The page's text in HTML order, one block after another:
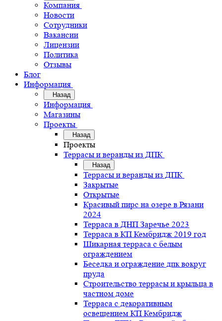
Компания
Новости
Сотрудники
Вакансии
Лицензии
Политика
Отзывы
Блог
Информация
Назад
Информация
Магазины
Проекты
Назад
Проекты
Террасы и веранды из ДПК
Назад
Террасы и веранды из ДПК
Закрытые
Открытые
Красивый пирс на озере в Рязани
2024
Терраса в ДНП Заречье 2023
Терраса в КП Кембридж 2019 год
Шикарная терраса с белым
ограждением
Беседка и ограждение дпк вокруг
пруда
Строительство террасы и крыльца в
частном доме
Терраса с декоративным
освещением КП Кембридж